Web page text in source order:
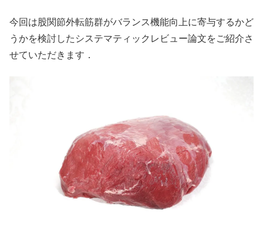
今回は股関節外転筋群がバランス機能向上に寄与するかど
うかを検討したシステマティックレビュー論文をご紹介さ
せていただきます．